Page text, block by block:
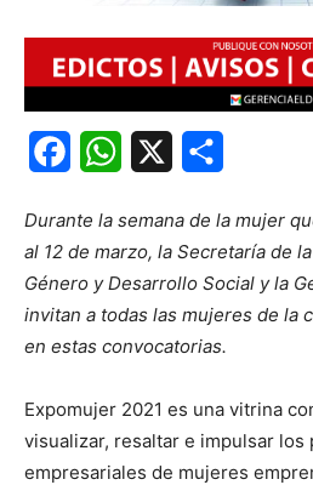
FacebookWhatsApp
Durante la semana de la mujer
al 12 de marzo, la Secretaría de
Género y Desarrollo Social y la
invitan a todas las mujeres de la
en estas convocatorias.
Expomujer 2021 es una vitrina
visualizar, resaltar e impulsar
empresariales de mujeres